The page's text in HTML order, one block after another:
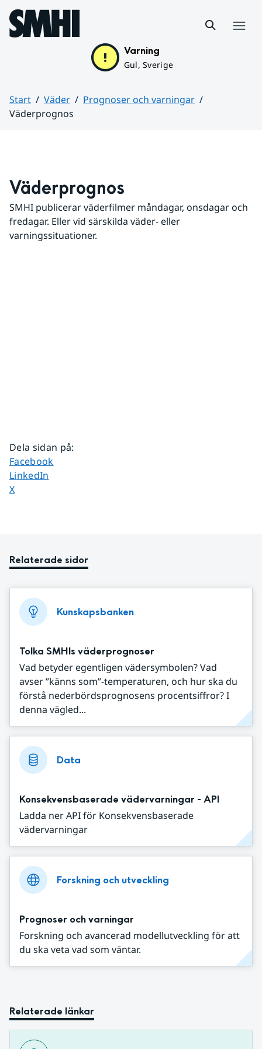
Hoppa till sidans innehåll
Varning
Gul, Sverige
Start Väder
Prognoser och varningar
Väderprognos
Väderprognos
SMHI publicerar väderfilmer måndagar, onsdagar och
fredagar. Eller vid särskilda väder- eller
varningssituationer.
Dela sidan på:
Dela sidan på
Facebook
Dela sidan på
LinkedIn
Dela sidan på
X
Relaterade sidor
Kunskapsbanken
Tolka SMHIs väderprognoser
Vad betyder egentligen vädersymbolen? Vad
avser ”känns som”-temperaturen, och hur ska du
förstå nederbördsprognosens procentsiffror? I
denna vägled...
Data
Konsekvensbaserade vädervarningar - API
Ladda ner API för Konsekvensbaserade
vädervarningar
Forskning och utveckling
Prognoser och varningar
Forskning och avancerad modellutveckling för att
du ska veta vad som väntar.
Relaterade länkar